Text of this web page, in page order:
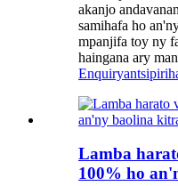
akanjo
samihafa ho
mpanjifa toy ny
haingana ary
Enquiry
Lamba
100% ho